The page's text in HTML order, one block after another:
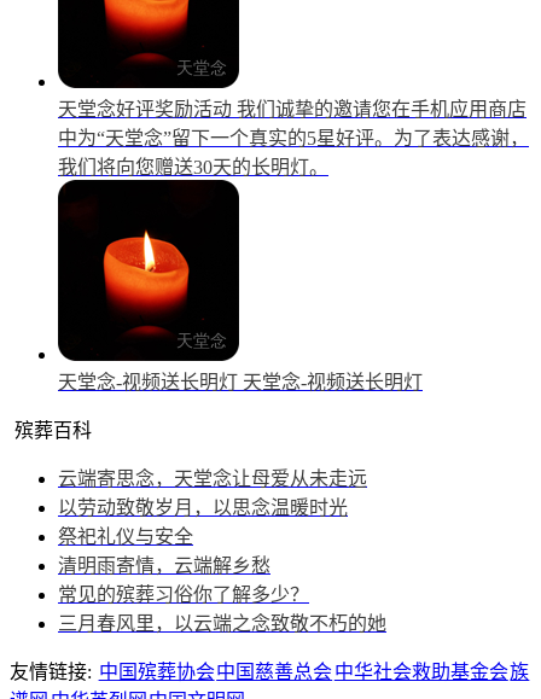
天堂念好评奖励活动 我们诚挚的邀请您在手机应用商店
中为“天堂念”留下一个真实的5星好评。为了表达感谢，
我们将向您赠送30天的长明灯。
天堂念-视频送长明灯 天堂念-视频送长明灯
殡葬百科
云端寄思念，天堂念让母爱从未走远
以劳动致敬岁月，以思念温暖时光
祭祀礼仪与安全
清明雨寄情，云端解乡愁
常见的殡葬习俗你了解多少？
三月春风里，以云端之念致敬不朽的她
友情链接: 中国殡葬协会中国慈善总会中华社会救助基金会族